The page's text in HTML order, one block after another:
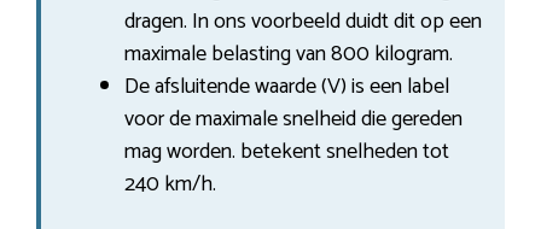
dragen. In ons voorbeeld duidt dit op een
maximale belasting van 800 kilogram.
De afsluitende waarde (V) is een label
voor de maximale snelheid die gereden
mag worden. betekent snelheden tot
240 km/h.